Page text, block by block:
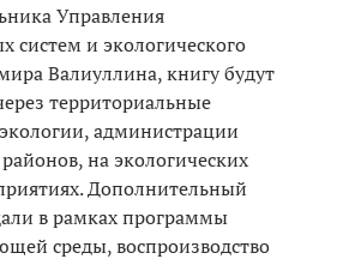
Управления
и экологического
Валиуллина, книгу будут
территориальные
администрации
на экологических
Дополнительный
в рамках программы
среды, воспроизводство